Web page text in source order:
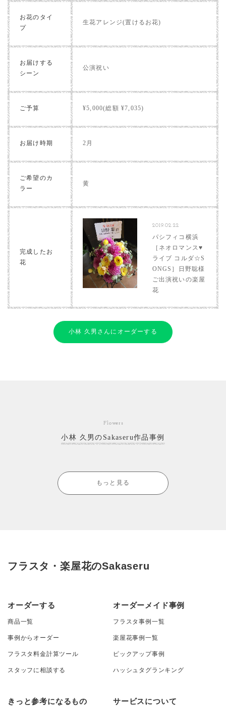
お花のタイ
プ
生花アレンジ(置けるお花)
お届けする
シーン
公演祝い
ご予算 ¥5,000(総額 ¥7,035)
お届け時期 2月
ご希望のカ
ラー
黄
完成したお
花
2019.02.22
パシフィコ横浜
［ネオロマンス♥
ライブ コルダ☆S
ONGS］日野聡様
ご出演祝いの楽屋
花
小林 久男さんにオーダーする
Flowers
小林 久男のSakaseru作品事例
もっと見る
フラスタ・楽屋花のSakaseru
オーダーする
商品一覧
事例からオーダー
フラスタ料金計算ツール
スタッフに相談する
オーダーメイド事例
フラスタ事例一覧
楽屋花事例一覧
ピックアップ事例
ハッシュタグランキング
きっと参考になるもの サービスについて